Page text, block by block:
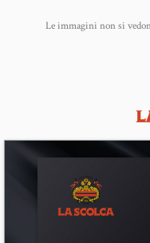
Le immagini non si